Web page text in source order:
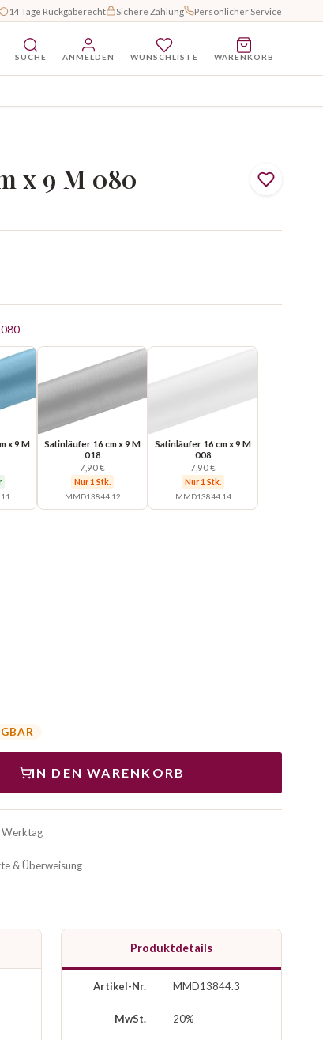
14 Tage Rückgaberecht Sichere Zahlung Persönlicher Service
SUCHE ANMELDEN WUNSCHLISTE WARENKORB
x 9 M 080
x 9 M
Satinläufer 16 cm x 9 M
018
7,90 €
Nur 1 Stk.
MMD13844.12
Satinläufer 16 cm x 9 M
008
7,90 €
Nur 1 Stk.
MMD13844.14
IN DEN WARENKORB
Werktag
& Überweisung
Produktdetails
Artikel-Nr. MMD13844.3
MwSt. 20%